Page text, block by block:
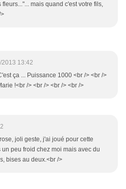
mais quand c'est votre fils,
2013 13:42
ça ... Puissance 1000 <br /> <br />
!<br /> <br /> <br /> <br />
joli geste, j'ai joué pour cette
peu froid chez moi mais avec du
bises au deux.<br />